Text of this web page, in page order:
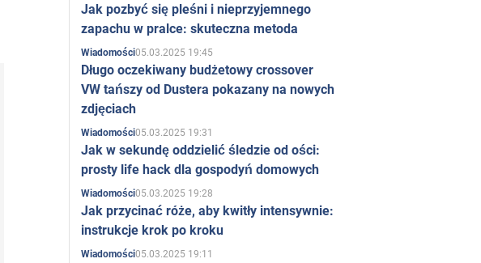
Jak pozbyć się pleśni i nieprzyjemnego
zapachu w pralce: skuteczna metoda
Wiadomości05.03.2025 19:45
Długo oczekiwany budżetowy crossover
VW tańszy od Dustera pokazany na nowych
zdjęciach
Wiadomości05.03.2025 19:31
Jak w sekundę oddzielić śledzie od ości:
prosty life hack dla gospodyń domowych
Wiadomości05.03.2025 19:28
Jak przycinać róże, aby kwitły intensywnie:
instrukcje krok po kroku
Wiadomości05.03.2025 19:11